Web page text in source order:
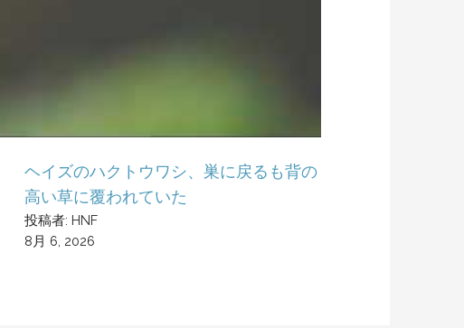
ヘイズのハクトウワシ、巣に戻るも背の
高い草に覆われていた
投稿者: HNF
8月 6, 2026